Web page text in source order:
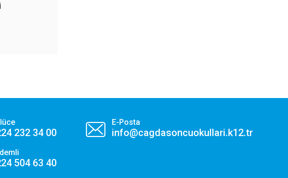
232 34 00
504 63 40
E-Posta
info@cagdasoncuokullari.k12.tr